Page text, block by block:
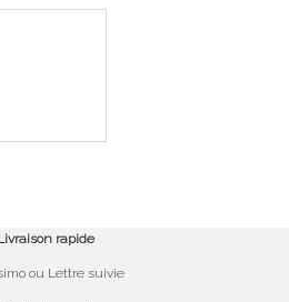
rapide
ou Lettre suivie